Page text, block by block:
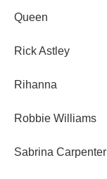
Queen
Rick Astley
Rihanna
Robbie Williams
Sabrina Carpenter